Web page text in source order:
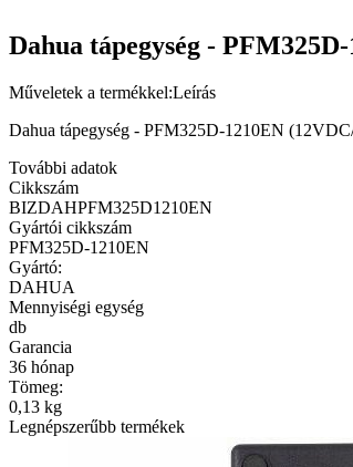
Dahua tápegység -
Műveletek a termékkel:Leírás
Dahua tápegység - PFM325D-1210EN
További adatok
Cikkszám
BIZDAHPFM325D1210EN
Gyártói cikkszám
PFM325D-1210EN
Gyártó:
DAHUA
Mennyiségi egység
db
Garancia
36 hónap
Tömeg:
0,13 kg
Legnépszerűbb termékek